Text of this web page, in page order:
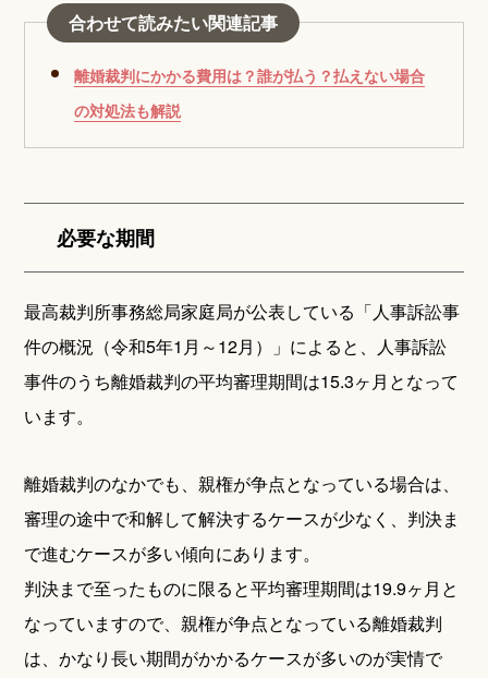
合わせて読みたい関連記事
離婚裁判にかかる費用は？誰が払う？払えない場合
の対処法も解説
必要な期間
最高裁判所事務総局家庭局が公表している「人事訴訟事
件の概況（令和5年1月～12月）」によると、人事訴訟
事件のうち離婚裁判の平均審理期間は15.3ヶ月となって
います。
離婚裁判のなかでも、親権が争点となっている場合は、
審理の途中で和解して解決するケースが少なく、判決ま
で進むケースが多い傾向にあります。
判決まで至ったものに限ると平均審理期間は19.9ヶ月と
なっていますので、親権が争点となっている離婚裁判
は、かなり長い期間がかかるケースが多いのが実情で